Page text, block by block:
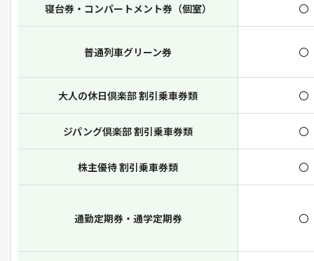
寝台券・コンパートメント券（個室） 〇
普通列車グリーン券 〇
大人の休日倶楽部 割引乗車券類 〇
ジパング倶楽部 割引乗車券類 〇
株主優待 割引乗車券類 〇
通勤定期券・通学定期券 〇